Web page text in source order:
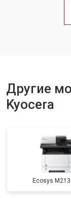
Другие
Kyocera
Ecosys